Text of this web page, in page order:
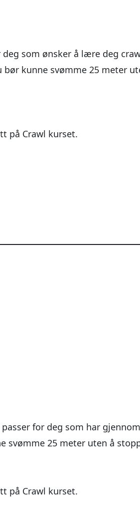
som ønsker å lære deg
kunne svømme 25 meter
på Crawl kurset.
for deg som har
svømme 25 meter uten å
på Crawl kurset.